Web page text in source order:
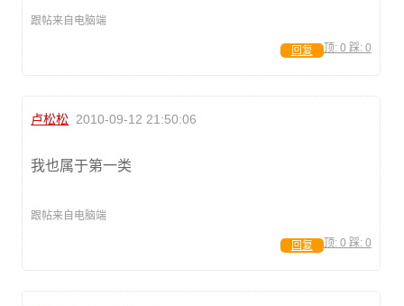
跟帖来自电脑端
顶: 0 踩: 0
回复
卢松松 2010-09-12 21:50:06
我也属于第一类
跟帖来自电脑端
顶: 0 踩: 0
回复